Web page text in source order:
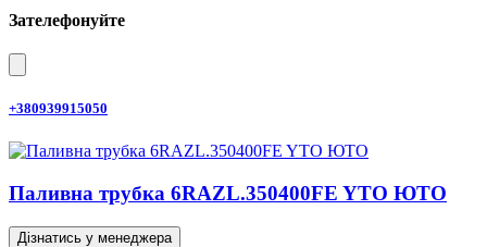
Зателефонуйте
+380939915050
Паливна трубка 6RAZL.350400FE YTO ЮТО
Дізнатись у менеджера